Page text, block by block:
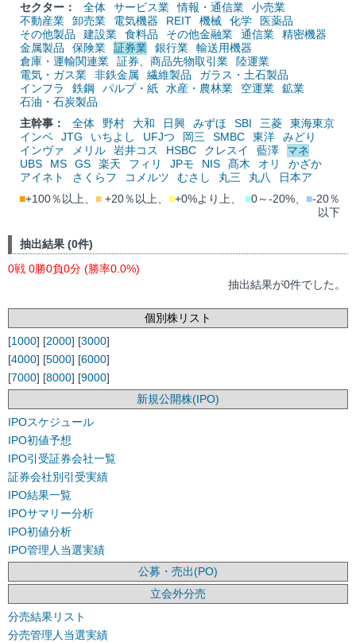
セクター：
全体 サービス業 情報・通信業
小売業
不動産業
卸売業 電気機器 REIT 機械 化学
医薬品
その他製品
建設業 食料品 その他金融業 通信業
精密機器
金属製品
保険業 証券業 銀行業
輸送用機器
倉庫・運輸関連業
証券、商品先物取引業
陸運業
電気・ガス業
非鉄金属 繊維製品
ガラス・土石製品
インフラ
鉄鋼 パルプ・紙 水産・農林業 空運業
鉱業
石油・石炭製品
主幹事：
全体 野村 大和 日興 みずほ SBI 三菱
東海東京
インベ
JTG いちよし UFJつ 岡三 SMBC 東洋
みどり
インヴァ
メリル 岩井コス HSBC クレスイ 藍澤
マネ
UBS
MS GS 楽天 フィリ JPモ NIS 髙木 オリ
かざか
アイネト
さくらフ コメルツ むさし 丸三 丸八
日本ア
■+100％以上、 ■ +20％以上、 ■+0%より上、 ■0～-20%、 ■-20％
以下
抽出結果 (0件)
0戦 0勝0負0分 (勝率0.0%)
抽出結果が0件でした。
個別株リスト
[1000] [2000] [3000]
[4000] [5000] [6000]
[7000] [8000] [9000]
新規公開株(IPO)
IPOスケジュール
IPO初値予想
IPO引受証券会社一覧
証券会社別引受実績
IPO結果一覧
IPOサマリー分析
IPO初値分析
IPO管理人当選実績
公募・売出(PO)
立会外分売
分売結果リスト
分売管理人当選実績